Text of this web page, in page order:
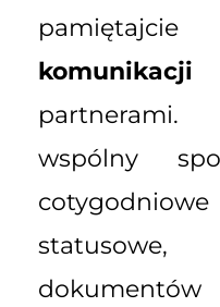
komunikacji
partnerami.
wspólny
statusowe,